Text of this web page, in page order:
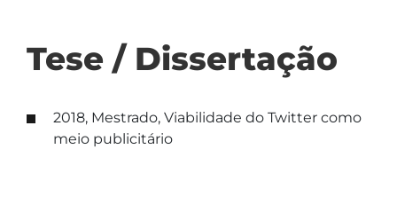
Tese / Dissertação
2018, Mestrado, Viabilidade do Twitter como
meio publicitário